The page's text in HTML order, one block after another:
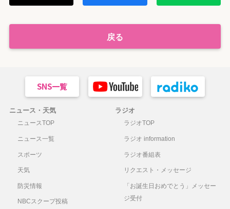
戻る
ニュース・天気
ニュースTOP
ニュース一覧
スポーツ
天気
防災情報
NBCスクープ投稿
ラジオ
ラジオTOP
ラジオ information
ラジオ番組表
リクエスト・メッセージ
「お誕生日おめでとう」メッセー
ジ受付